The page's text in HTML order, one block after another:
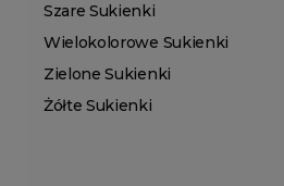
Szare Sukienki
Wielokolorowe Sukienki
Zielone Sukienki
Żółte Sukienki